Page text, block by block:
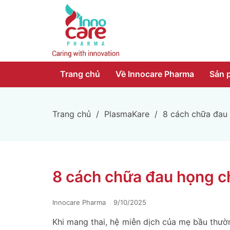
Trang chủ Về Innocare Pharma Sản
Trang chủ / PlasmaKare / 8 cách chữa
8 cách chữa đau họng
Innocare Pharma 9/10/2025
Khi mang thai, hệ miễn dịch của mẹ bầu